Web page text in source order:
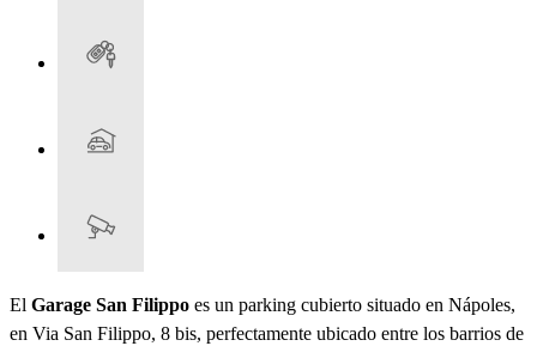
El Garage San Filippo es un parking cubierto situado en Nápoles,
en Via San Filippo, 8 bis, perfectamente ubicado entre los barrios de